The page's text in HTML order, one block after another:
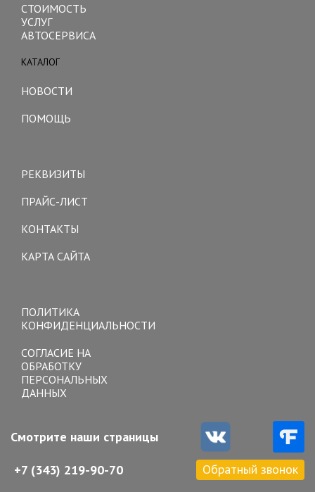
СТОИМОСТЬ
УСЛУГ
АВТОСЕРВИСА
КАТАЛОГ
НОВОСТИ
ПОМОЩЬ
РЕКВИЗИТЫ
ПРАЙС-ЛИСТ
КОНТАКТЫ
КАРТА САЙТА
ПОЛИТИКА
КОНФИДЕНЦИАЛЬНОСТИ
СОГЛАСИЕ НА
ОБРАБОТКУ
ПЕРСОНАЛЬНЫХ
ДАННЫХ
Смотрите наши страницы
+7 (343) 219-90-70 Обратный звонок